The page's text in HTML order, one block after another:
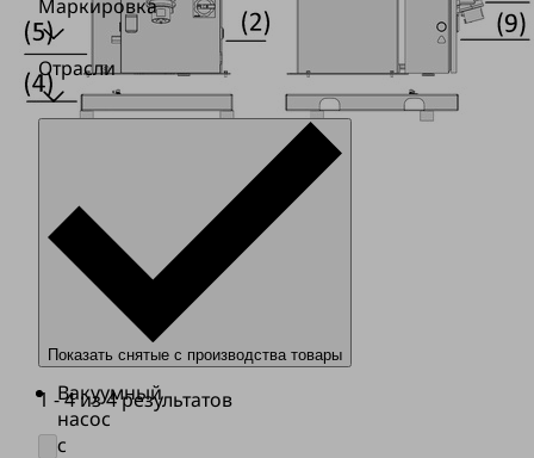
Вакуумный
насос
с
Маркировка
Отрасли
Показать снятые с производства товары
1 - 4 из 4 результатов